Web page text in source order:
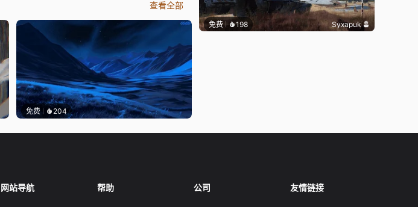
查看全部
免费 204
免费 198 Syxapuk
网站导航 帮助 公司 友情链接